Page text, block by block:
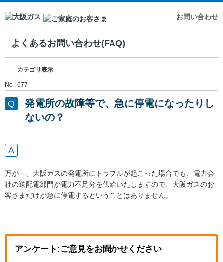
お問い合わせ
よくあるお問い合わせ(FAQ)
カテゴリ表示
No : 677
発電所の故障等で、急に停電になったりし
ないの？
万が一、大阪ガスの発電所にトラブルが起こった場合でも、電力会
社の送配電部門が電力不足分を供給いたしますので、大阪ガスのお
客さまだけが急に停電するということはありません。
アンケート:ご意見をお聞かせください